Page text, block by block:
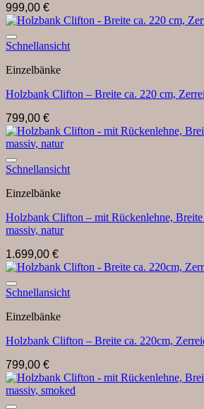
999,00 €
Schnellansicht
Einzelbänke
Holzbank Clifton – Breite ca. 220 cm,
799,00 €
Schnellansicht
Einzelbänke
Holzbank Clifton – mit Rückenlehne,
massiv, natur
1.699,00 €
Schnellansicht
Einzelbänke
Holzbank Clifton – Breite ca. 220cm,
799,00 €